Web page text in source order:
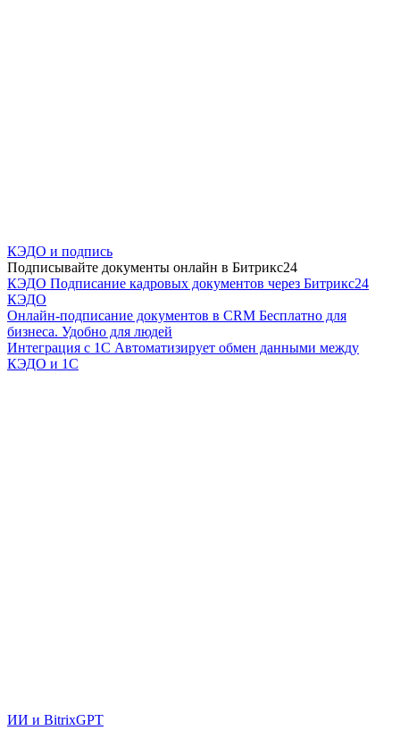
КЭДО и подпись
Подписывайте документы онлайн в Битрикс24
КЭДО Подписание кадровых документов через Битрикс24
КЭДО
Онлайн-подписание документов в CRM Бесплатно для
бизнеса. Удобно для людей
Интеграция с 1С Автоматизирует обмен данными между
КЭДО и 1С
ИИ и BitrixGPT